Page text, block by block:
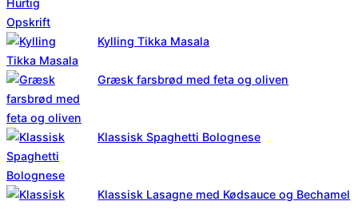
Kylling Tikka Masala
Græsk farsbrød med feta og oliven
Klassisk Spaghetti Bolognese
Klassisk Lasagne med Kødsauce og Bechamel